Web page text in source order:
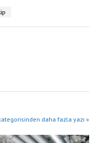
daha fazla yazı »